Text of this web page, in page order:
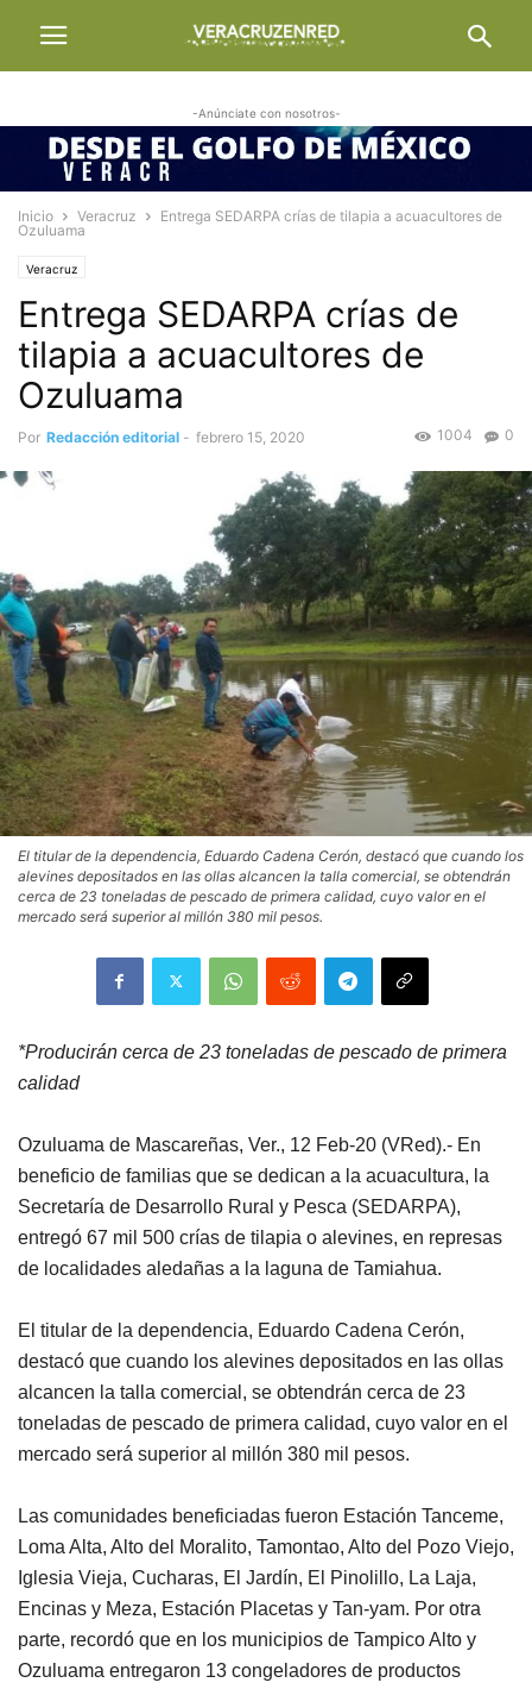
-Anúnciate con nosotros-
Inicio Veracruz
Entrega SEDARPA crías de tilapia a acuacultores de
Ozuluama
Veracruz
Entrega SEDARPA crías de
tilapia a acuacultores de
Ozuluama
Por Redacción editorial - febrero 15, 2020 0
1004
El titular de la dependencia, Eduardo Cadena Cerón, destacó que cuando los
alevines depositados en las ollas alcancen la talla comercial, se obtendrán
cerca de 23 toneladas de pescado de primera calidad, cuyo valor en el
mercado será superior al millón 380 mil pesos.
*Producirán cerca de 23 toneladas de pescado de primera
calidad
Ozuluama de Mascareñas, Ver., 12 Feb-20 (VRed).- En
beneficio de familias que se dedican a la acuacultura, la
Secretaría de Desarrollo Rural y Pesca (SEDARPA),
entregó 67 mil 500 crías de tilapia o alevines, en represas
de localidades aledañas a la laguna de Tamiahua.
El titular de la dependencia, Eduardo Cadena Cerón,
destacó que cuando los alevines depositados en las ollas
alcancen la talla comercial, se obtendrán cerca de 23
toneladas de pescado de primera calidad, cuyo valor en el
mercado será superior al millón 380 mil pesos.
Las comunidades beneficiadas fueron Estación Tanceme,
Loma Alta, Alto del Moralito, Tamontao, Alto del Pozo Viejo,
Iglesia Vieja, Cucharas, El Jardín, El Pinolillo, La Laja,
Encinas y Meza, Estación Placetas y Tan-yam. Por otra
parte, recordó que en los municipios de Tampico Alto y
Ozuluama entregaron 13 congeladores de productos